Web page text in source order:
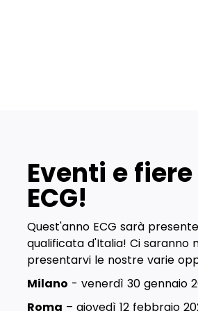
Eventi e
ECG!
Quest'anno ECG sarà
qualificata d'Italia! Ci
presentarvi le nostre varie
Milano - venerdì 30 gennaio
Roma – giovedì 12 febbraio